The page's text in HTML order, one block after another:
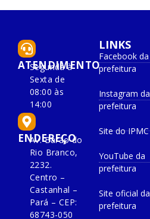
ATENDIMENTO
Segunda à
Sexta de
08:00 às
14:00
ENDEREÇO
Av. Barão do
Rio Branco,
2232.
Centro –
Castanhal –
Pará – CEP:
68743-050
LINKS
Facebook da
prefeitura
Instagram da
prefeitura
Site do IPMC
YouTube da
prefeitura
Site oficial da
prefeitura